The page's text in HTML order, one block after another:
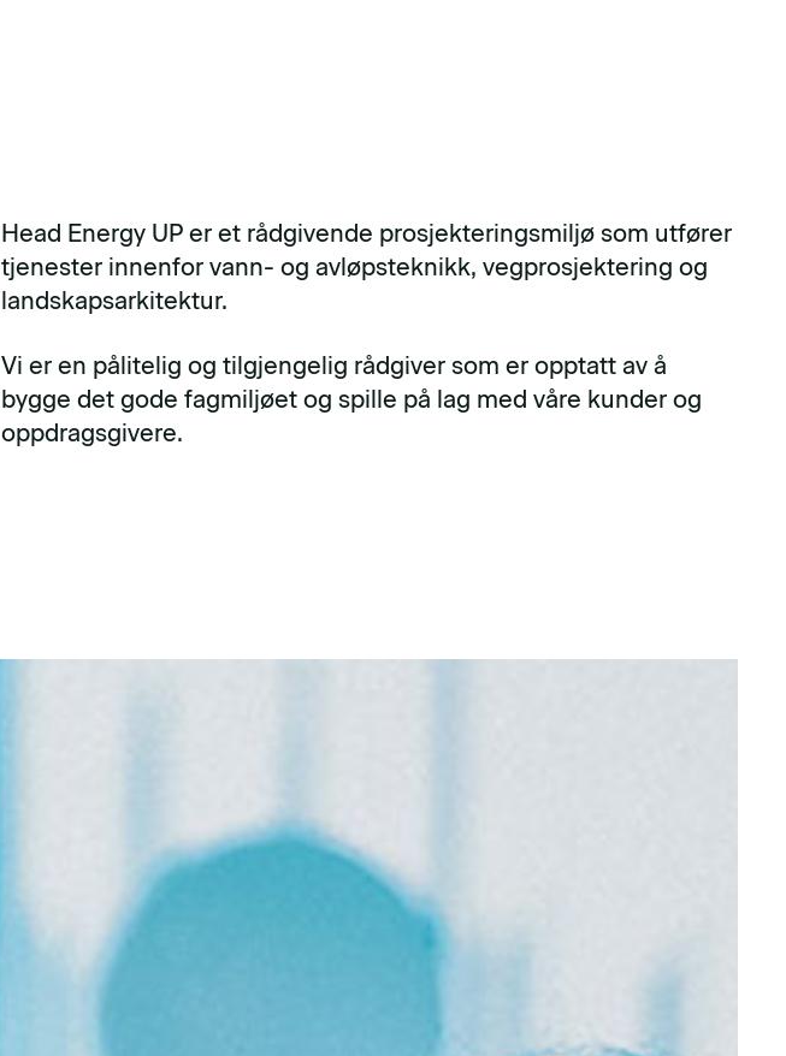
Head Energy UP er et rådgivende prosjekteringsmiljø som utfører
tjenester innenfor vann- og avløpsteknikk, vegprosjektering og
landskapsarkitektur.
Vi er en pålitelig og tilgjengelig rådgiver som er opptatt av å
bygge det gode fagmiljøet og spille på lag med våre kunder og
oppdragsgivere.